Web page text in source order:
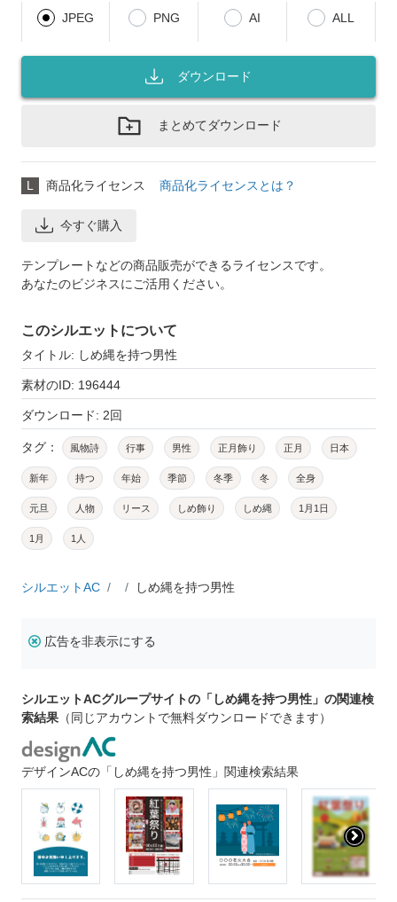
JPEG PNG AI ALL
ダウンロード
まとめてダウンロード
L 商品化ライセンス 商品化ライセンスとは？
今すぐ購入
テンプレートなどの商品販売ができるライセンスです。
あなたのビジネスにご活用ください。
このシルエットについて
タイトル: しめ縄を持つ男性
素材のID: 196444
ダウンロード: 2回
タグ： 風物詩 行事 男性 正月飾り 正月 日本
新年 持つ 年始 季節 冬季 冬 全身
元旦 人物 リース しめ飾り しめ縄 1月1日
1月 1人
シルエットAC しめ縄を持つ男性
広告を非表示にする
シルエットACグループサイトの「しめ縄を持つ男性」の関連検
索結果 （同じアカウントで無料ダウンロードできます）
デザインACの「しめ縄を持つ男性」関連検索結果